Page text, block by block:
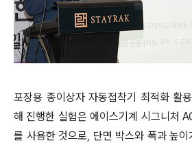
포장용 종이상자 자동접착기 최적화 활
해 진행한 실험은 에이스기계 시그니처
를 사용한 것으로, 단면 박스와 폭과 높